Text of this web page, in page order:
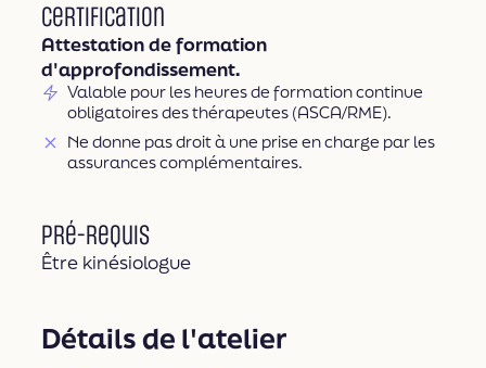
Certification
Attestation de formation
d'approfondissement.
Valable pour les heures de formation continue
obligatoires des thérapeutes (ASCA/RME).
Ne donne pas droit à une prise en charge par les
assurances complémentaires.
Pré-requis
Être kinésiologue
Détails de l'atelier